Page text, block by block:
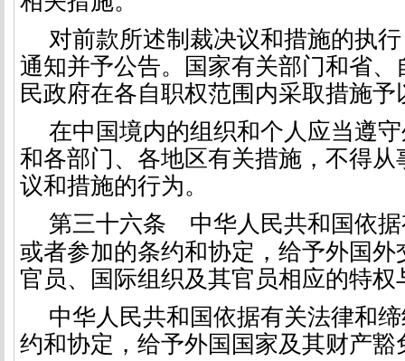
对前款所述制裁决议和措施的执
通知并予公告。国家有关部门和省、
民政府在各自职权范围内采取措施予
在中国境内的组织和个人应当遵
和各部门、各地区有关措施，不得从
议和措施的行为。
第三十六条 中华人民共和国依
或者参加的条约和协定，给予外国外
官员、国际组织及其官员相应的特权
中华人民共和国依据有关法律和
约和协定，给予外国国家及其财产豁